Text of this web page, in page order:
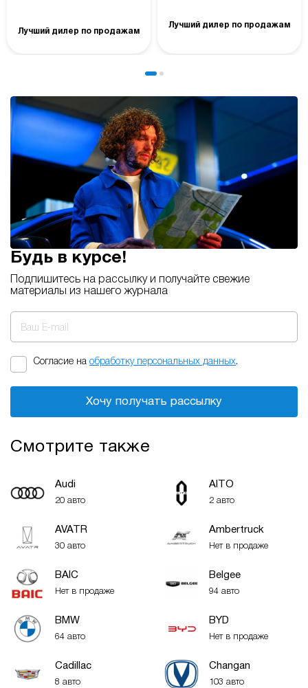
Лучший дилер по продажам
Лучший дилер по продажам
Будь в курсе!
Подпишитесь на рассылку и получайте свежие
материалы из нашего журнала
Ваш E-mail
Согласие на обработку персональных данных.
Хочу получать рассылку
Смотрите также
Audi
20 авто
AITO
2 авто
AVATR
30 авто
Ambertruck
Нет в продаже
BAIC
Нет в продаже
Belgee
94 авто
BMW
64 авто
BYD
Нет в продаже
Cadillac
8 авто
Changan
103 авто